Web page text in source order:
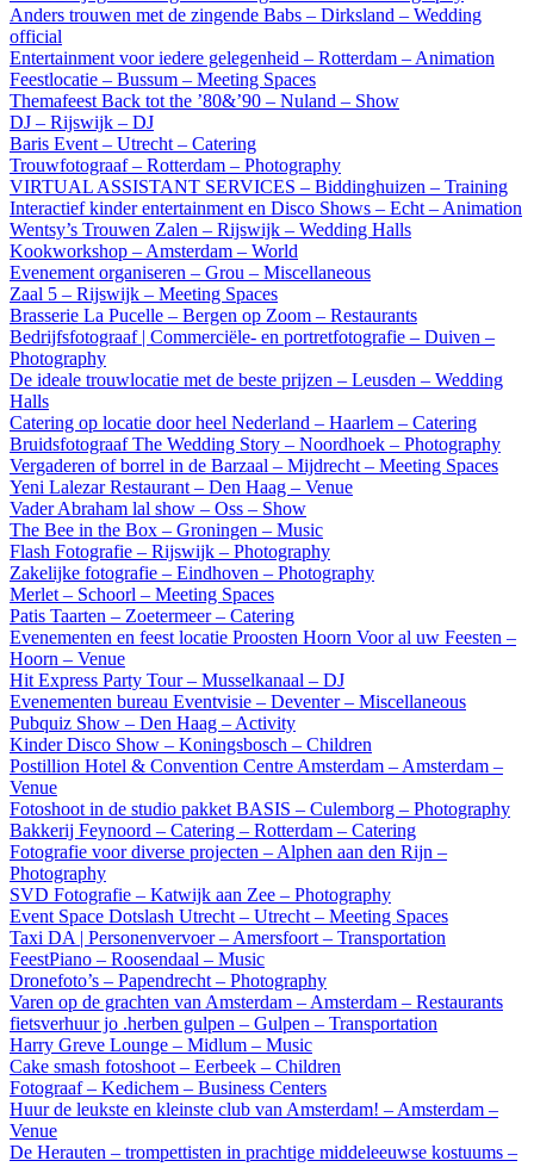
Anders trouwen met de zingende Babs – Dirksland – Wedding
official
Entertainment voor iedere gelegenheid – Rotterdam – Animation
Feestlocatie – Bussum – Meeting Spaces
Themafeest Back tot the ’80&’90 – Nuland – Show
DJ – Rijswijk – DJ
Baris Event – Utrecht – Catering
Trouwfotograaf – Rotterdam – Photography
VIRTUAL ASSISTANT SERVICES – Biddinghuizen – Training
Interactief kinder entertainment en Disco Shows – Echt – Animation
Wentsy’s Trouwen Zalen – Rijswijk – Wedding Halls
Kookworkshop – Amsterdam – World
Evenement organiseren – Grou – Miscellaneous
Zaal 5 – Rijswijk – Meeting Spaces
Brasserie La Pucelle – Bergen op Zoom – Restaurants
Bedrijfsfotograaf | Commerciële- en portretfotografie – Duiven –
Photography
De ideale trouwlocatie met de beste prijzen – Leusden – Wedding
Halls
Catering op locatie door heel Nederland – Haarlem – Catering
Bruidsfotograaf The Wedding Story – Noordhoek – Photography
Vergaderen of borrel in de Barzaal – Mijdrecht – Meeting Spaces
Yeni Lalezar Restaurant – Den Haag – Venue
Vader Abraham lal show – Oss – Show
The Bee in the Box – Groningen – Music
Flash Fotografie – Rijswijk – Photography
Zakelijke fotografie – Eindhoven – Photography
Merlet – Schoorl – Meeting Spaces
Patis Taarten – Zoetermeer – Catering
Evenementen en feest locatie Proosten Hoorn Voor al uw Feesten –
Hoorn – Venue
Hit Express Party Tour – Musselkanaal – DJ
Evenementen bureau Eventvisie – Deventer – Miscellaneous
Pubquiz Show – Den Haag – Activity
Kinder Disco Show – Koningsbosch – Children
Postillion Hotel & Convention Centre Amsterdam – Amsterdam –
Venue
Fotoshoot in de studio pakket BASIS – Culemborg – Photography
Bakkerij Feynoord – Catering – Rotterdam – Catering
Fotografie voor diverse projecten – Alphen aan den Rijn –
Photography
SVD Fotografie – Katwijk aan Zee – Photography
Event Space Dotslash Utrecht – Utrecht – Meeting Spaces
Taxi DA | Personenvervoer – Amersfoort – Transportation
FeestPiano – Roosendaal – Music
Dronefoto’s – Papendrecht – Photography
Varen op de grachten van Amsterdam – Amsterdam – Restaurants
fietsverhuur jo .herben gulpen – Gulpen – Transportation
Harry Greve Lounge – Midlum – Music
Cake smash fotoshoot – Eerbeek – Children
Fotograaf – Kedichem – Business Centers
Huur de leukste en kleinste club van Amsterdam! – Amsterdam –
Venue
De Herauten – trompettisten in prachtige middeleeuwse kostuums –